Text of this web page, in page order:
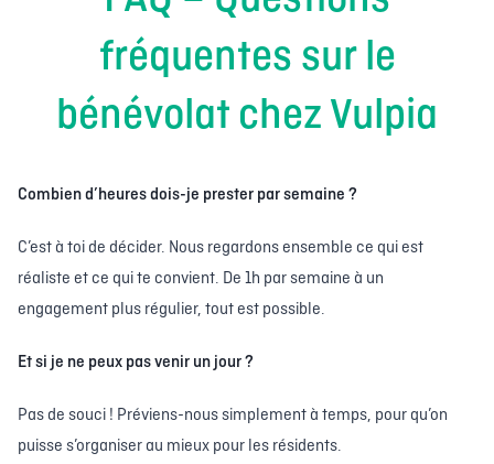
fréquentes sur le
bénévolat chez Vulpia
Combien d’heures dois-je prester par semaine ?
C’est à toi de décider. Nous regardons ensemble ce qui est
réaliste et ce qui te convient. De 1h par semaine à un
engagement plus régulier, tout est possible.
Et si je ne peux pas venir un jour ?
Pas de souci ! Préviens-nous simplement à temps, pour qu’on
puisse s’organiser au mieux pour les résidents.